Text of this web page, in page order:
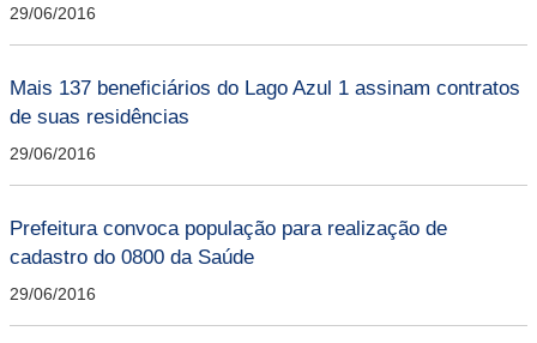
29/06/2016
Mais 137 beneficiários do Lago Azul 1 assinam contratos
de suas residências
29/06/2016
Prefeitura convoca população para realização de
cadastro do 0800 da Saúde
29/06/2016